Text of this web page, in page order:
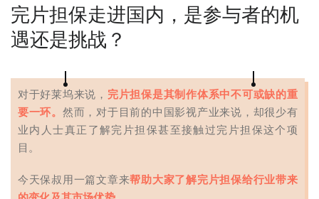
完片担保走进国内，是参与者的机
遇还是挑战？
对于好莱坞来说， 完片担保是其制作体系中不可或缺的重
要一环。 然而，对于目前的中国影视产业来说，却很少有
业内人士真正了解完片担保甚至接触过完片担保这个项
目。
今天保叔用一篇文章来帮助大家了解完片担保给行业带来